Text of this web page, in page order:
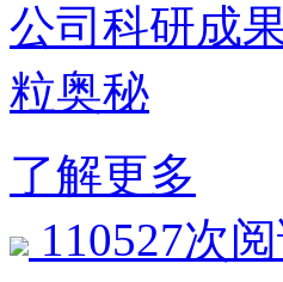
公司科研成
粒奥秘
了解更多
110527次